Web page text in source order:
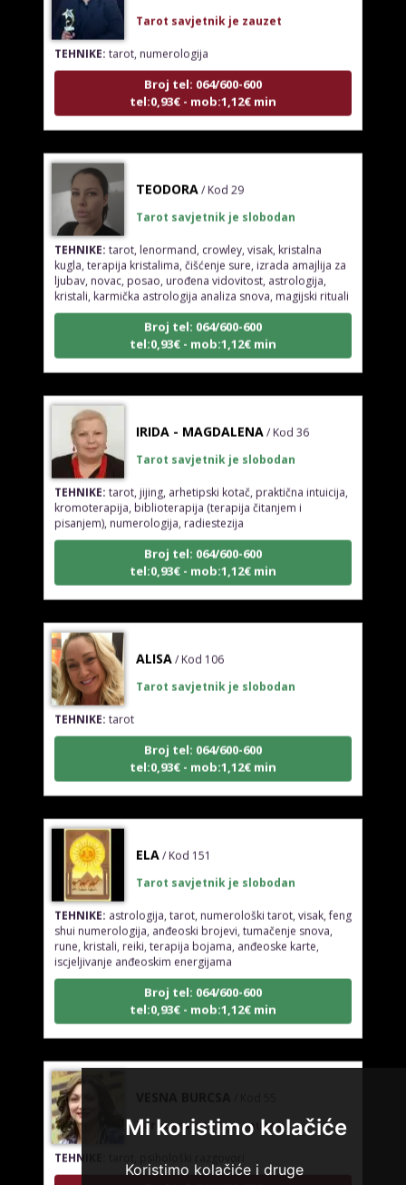
Mi koristimo kolačiće
Koristimo kolačiće i druge
TEHNIKE:tarot, numerologija
Broj tel: 064/600-600
tel:0,93€ - mob:1,12€ min
TEHNIKE:tarot, lenormand, crowley, visak, kristalna
kugla, terapija kristalima, čišćenje sure, izrada amajlija za
ljubav, novac, posao, urođena vidovitost, astrologija,
kristali, karmička astrologija analiza snova, magijski rituali
Broj tel: 064/600-600
tel:0,93€ - mob:1,12€ min
TEHNIKE:tarot, jijing, arhetipski kotač, praktična intuicija,
kromoterapija, biblioterapija (terapija čitanjem i
pisanjem), numerologija, radiestezija
Broj tel: 064/600-600
tel:0,93€ - mob:1,12€ min
TEHNIKE:tarot
Broj tel: 064/600-600
tel:0,93€ - mob:1,12€ min
TEHNIKE:astrologija, tarot, numerološki tarot, visak, feng
shui numerologija, anđeoski brojevi, tumačenje snova,
rune, kristali, reiki, terapija bojama, anđeoske karte,
iscjeljivanje anđeoskim energijama
Broj tel: 064/600-600
tel:0,93€ - mob:1,12€ min
Tarot savjetnik je zauzet
TEHNIKE:
Broj tel: 064/600-600